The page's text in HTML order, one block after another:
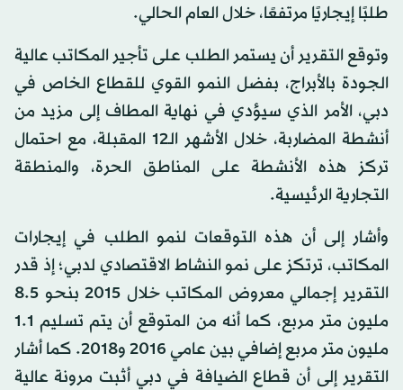
طلبًا إيجاريًا مرتفعًا، خلال العام الحالي.
وتوقع التقرير أن يستمر الطلب على تأجير المكاتب عالية
الجودة بالأبراج، بفضل النمو القوي للقطاع الخاص في
دبي، الأمر الذي سيؤدي في نهاية المطاف إلى مزيد من
أنشطة المضاربة، خلال الأشهر الـ12 المقبلة، مع احتمال
تركز هذه الأنشطة على المناطق الحرة، والمنطقة
التجارية الرئيسية.
وأشار إلى أن هذه التوقعات لنمو الطلب في إيجارات
المكاتب، ترتكز على نمو النشاط الاقتصادي لدبي؛ إذ قدر
التقرير إجمالي معروض المكاتب خلال 2015 بنحو 8.5
مليون متر مربع، كما أنه من المتوقع أن يتم تسليم 1.1
مليون متر مربع إضافي بين عامي 2016 و2018. كما أشار
التقرير إلى أن قطاع الضيافة في دبي أثبت مرونة عالية